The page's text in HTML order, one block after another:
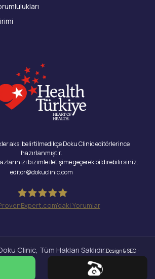
aksi belirtilmedikçe Doku Clinic editörlerince
hazırlanmıştır.
bizimle iletişime geçerek bildirebilirsiniz.
editor@dokuclinic.com
Yorumlar
Clinic, Tüm Hakları Saklıdır. Design & SEO :